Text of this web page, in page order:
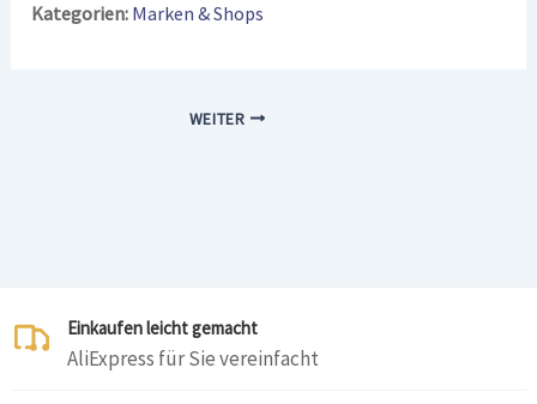
Kategorien: Marken & Shops
WEITER
Einkaufen leicht gemacht
AliExpress für Sie vereinfacht